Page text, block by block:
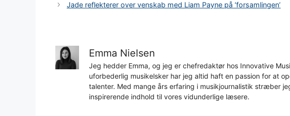
Jade reflekterer over venskab med Liam Payne på ‘forsamlingen’
Emma Nielsen
Jeg hedder Emma, og jeg er chefredaktør hos Innovative
uforbederlig musikelsker har jeg altid haft en passion for at
talenter. Med mange års erfaring i musikjournalistik stræber
inspirerende indhold til vores vidunderlige læsere.